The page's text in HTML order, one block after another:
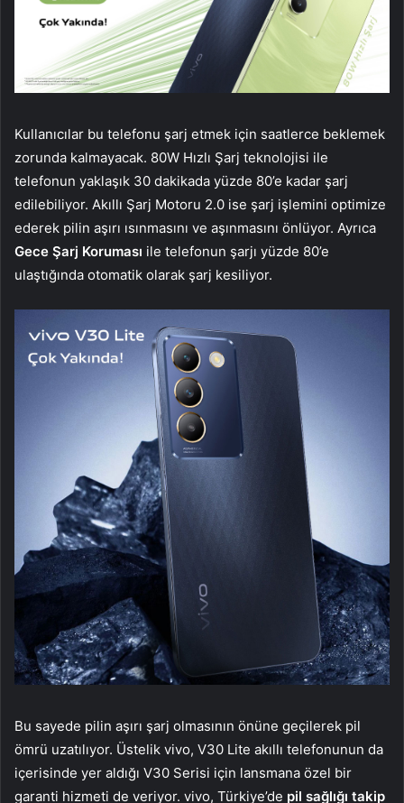
Kullanıcılar bu telefonu şarj etmek için saatlerce beklemek
zorunda kalmayacak. 80W Hızlı Şarj teknolojisi ile
telefonun yaklaşık 30 dakikada yüzde 80’e kadar şarj
edilebiliyor. Akıllı Şarj Motoru 2.0 ise şarj işlemini optimize
ederek pilin aşırı ısınmasını ve aşınmasını önlüyor. Ayrıca
Gece Şarj Koruması ile telefonun şarjı yüzde 80’e
ulaştığında otomatik olarak şarj kesiliyor.
Bu sayede pilin aşırı şarj olmasının önüne geçilerek pil
ömrü uzatılıyor. Üstelik vivo, V30 Lite akıllı telefonunun da
içerisinde yer aldığı V30 Serisi için lansmana özel bir
garanti hizmeti de veriyor. vivo, Türkiye’de pil sağlığı takip